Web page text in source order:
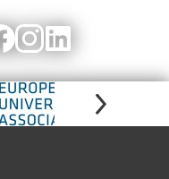
FacebookInstagram